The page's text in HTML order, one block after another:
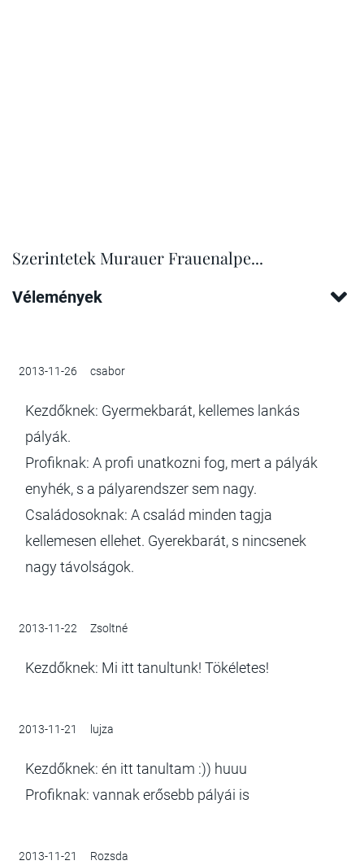
Szerintetek Murauer Frauenalpe...
Vélemények
2013-11-26 csabor
Kezdőknek: Gyermekbarát, kellemes lankás
pályák.
Profiknak: A profi unatkozni fog, mert a pályák
enyhék, s a pályarendszer sem nagy.
Családosoknak: A család minden tagja
kellemesen ellehet. Gyerekbarát, s nincsenek
nagy távolságok.
2013-11-22 Zsoltné
Kezdőknek: Mi itt tanultunk! Tökéletes!
2013-11-21 lujza
Kezdőknek: én itt tanultam :)) huuu
Profiknak: vannak erősebb pályái is
2013-11-21 Rozsda